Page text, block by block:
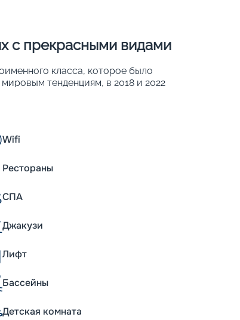
с прекрасными видами
класса, которое было
тенденциям, в 2018 и 2022
прекрасный обзор на окружающие
2 443 человек;
около 600 м2, спа-салон,
спустили на воду в 1997 году,
году корабль прошел полную
ремонт. На сегодняшний
требованиям
по маршрутам разной
Барселоны. В зимний период судно
региона.
Wifi
Рестораны
СПА
Джакузи
Лифт
Бассейны
Детская комната